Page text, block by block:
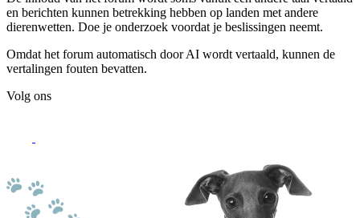
en berichten kunnen betrekking hebben op landen met andere
dierenwetten. Doe je onderzoek voordat je beslissingen neemt.
Omdat het forum automatisch door AI wordt vertaald, kunnen de
vertalingen fouten bevatten.
Volg ons